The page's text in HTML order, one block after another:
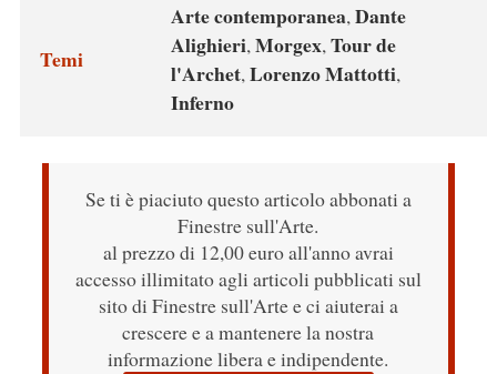
Temi
Arte contemporanea,Dante
Alighieri,Morgex,Tour de
l'Archet,Lorenzo Mattotti,
Inferno
Se ti è piaciuto questo articolo abbonati a
Finestre sull'Arte.
al prezzo di 12,00 euro all'anno avrai
accesso illimitato agli articoli pubblicati sul
sito di Finestre sull'Arte e ci aiuterai a
crescere e a mantenere la nostra
informazione libera e indipendente.